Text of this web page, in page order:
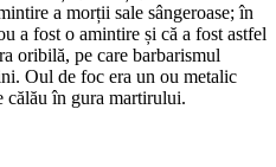
a morții sale sângeroase; în
a fost o amintire și că a fost astfel
oribilă, pe care barbarismul
Oul de foc era un ou metalic
călău în gura martirului.